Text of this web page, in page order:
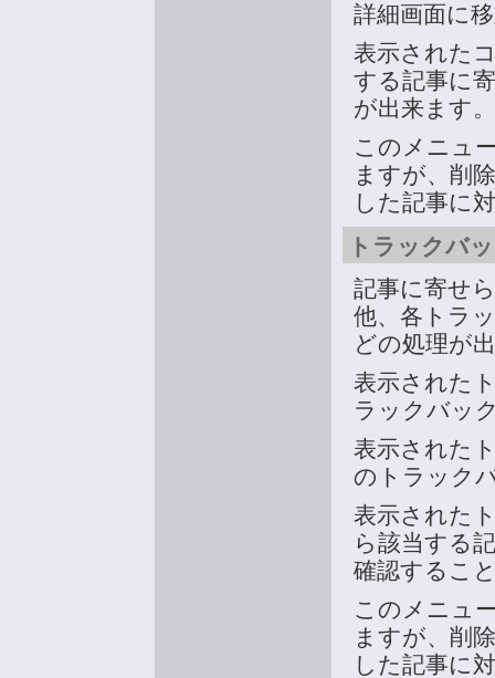
詳細画面に
表示された
する記事に
が出来ます。
このメニュ
ますが、削
した記事に
トラックバ
記事に寄せ
他、各トラ
どの処理が
表示された
ラックバッ
表示された
のトラック
表示された
ら該当する
確認するこ
このメニュ
ますが、削
した記事に